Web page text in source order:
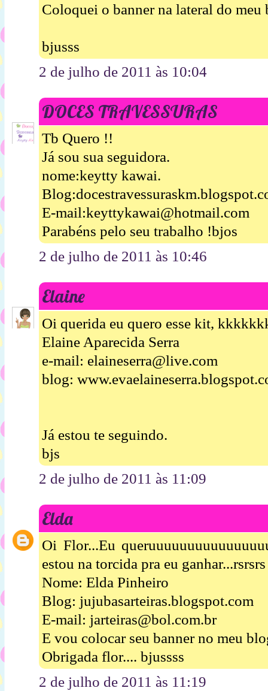
Coloquei o banner na lateral do meu
bjusss
2 de julho de 2011 às 10:04
DOCES TRAVESSURAS
Tb Quero !!
Já sou sua seguidora.
nome:keytty kawai.
E-mail:keyttykawai@hotmail.com
Parabéns pelo seu trabalho !bjos
2 de julho de 2011 às 10:46
Elaine
Oi querida eu quero esse kit,
Elaine Aparecida Serra
e-mail: elaineserra@live.com
blog:
Já estou te seguindo.
bjs
2 de julho de 2011 às 11:09
Elda
Oi Flor...Eu
estou na torcida pra eu ganhar...rsrsrs
Nome: Elda Pinheiro
Blog: jujubasarteiras.blogspot.com
E-mail: jarteiras@bol.com.br
E vou colocar seu banner no meu
Obrigada flor.... bjussss
2 de julho de 2011 às 11:19